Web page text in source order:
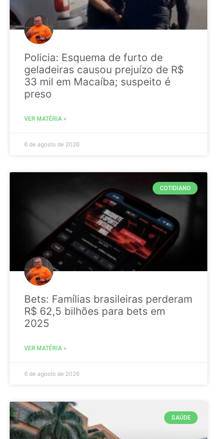
Policia: Esquema de furto de
geladeiras causou prejuízo de R$
33 mil em Macaíba; suspeito é
preso
VER MATÉRIA »
6 de agosto de 2026
COTIDIANO
Bets: Famílias brasileiras perderam
R$ 62,5 bilhões para bets em
2025
VER MATÉRIA »
6 de agosto de 2026
SAÚDE